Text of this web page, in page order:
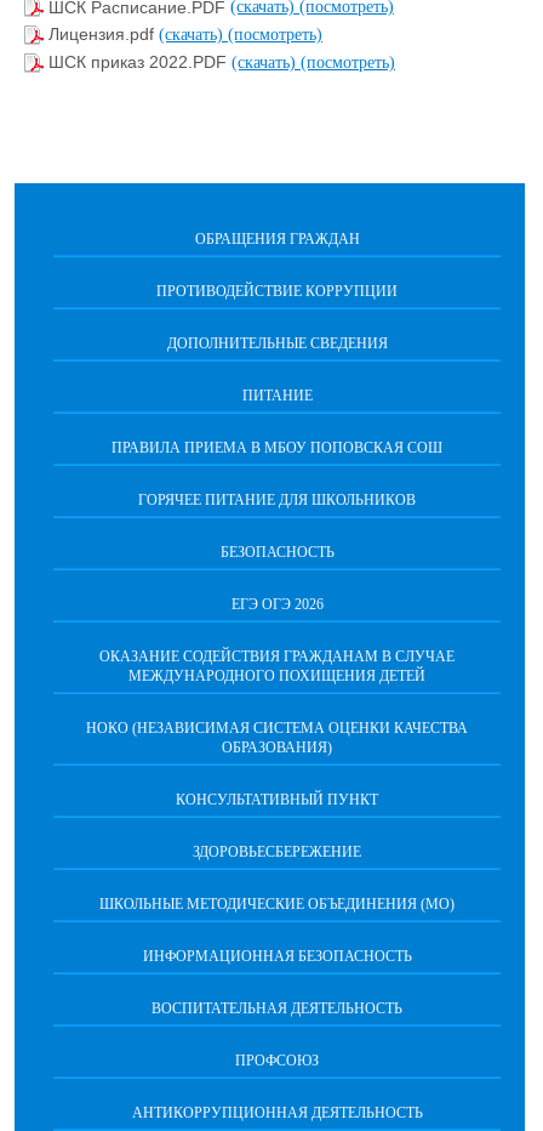
ШСК Расписание.PDF (скачать) (посмотреть)
Лицензия.pdf (скачать) (посмотреть)
ШСК приказ 2022.PDF (скачать) (посмотреть)
ОБРАЩЕНИЯ ГРАЖДАН
ПРОТИВОДЕЙСТВИЕ КОРРУПЦИИ
ДОПОЛНИТЕЛЬНЫЕ СВЕДЕНИЯ
ПИТАНИЕ
ПРАВИЛА ПРИЕМА В МБОУ ПОПОВСКАЯ СОШ
ГОРЯЧЕЕ ПИТАНИЕ ДЛЯ ШКОЛЬНИКОВ
БЕЗОПАСНОСТЬ
ЕГЭ ОГЭ 2026
ОКАЗАНИЕ СОДЕЙСТВИЯ ГРАЖДАНАМ В СЛУЧАЕ
МЕЖДУНАРОДНОГО ПОХИЩЕНИЯ ДЕТЕЙ
НОКО (НЕЗАВИСИМАЯ СИСТЕМА ОЦЕНКИ КАЧЕСТВА
ОБРАЗОВАНИЯ)
КОНСУЛЬТАТИВНЫЙ ПУНКТ
ЗДОРОВЬЕСБЕРЕЖЕНИЕ
ШКОЛЬНЫЕ МЕТОДИЧЕСКИЕ ОБЪЕДИНЕНИЯ (МО)
ИНФОРМАЦИОННАЯ БЕЗОПАСНОСТЬ
ВОСПИТАТЕЛЬНАЯ ДЕЯТЕЛЬНОСТЬ
ПРОФСОЮЗ
АНТИКОРРУПЦИОННАЯ ДЕЯТЕЛЬНОСТЬ